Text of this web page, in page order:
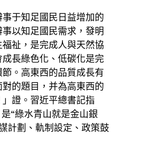
于知足國民日益增加的
以知足國民需求，發明
祉，是完成人與天然協
長綠色化、低碳化是完
。高東西的品質成長有
的題目，并為高東西的
證。習近平總書記指
“綠水青山就是金山銀
計劃、軌制設定、政策鼓